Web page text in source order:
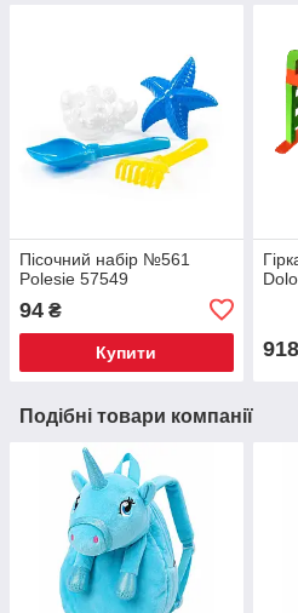
Пісочний набір №561
Polesie 57549
94 ₴
Купити 918
Подібні товари компанії